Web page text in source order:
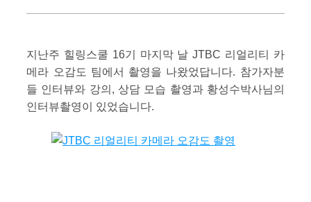
지난주 힐링스쿨 16기 마지막 날 JTBC 리얼리티 카
메라 오감도 팀에서 촬영을 나왔었답니다. 참가자분
들 인터뷰와 강의, 상담 모습 촬영과 황성수박사님의
인터뷰촬영이 있었습니다.